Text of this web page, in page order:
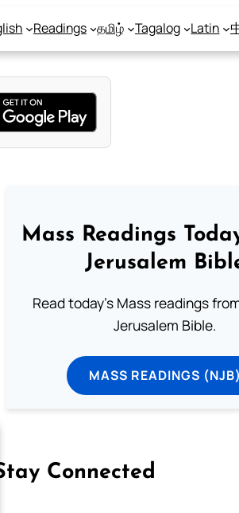
Readings தமிழ் Tagalog Latin
Mass Readings
Jerusalem
Read today's Mass readings
Jerusalem Bible.
MASS READINGS (NJB)
Connected